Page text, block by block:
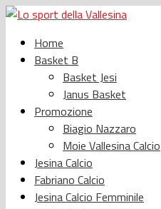
Home
Basket B
Basket Jesi
Janus Basket
Promozione
Biagio Nazzaro
Moie Vallesina Calcio
Jesina Calcio
Fabriano Calcio
Jesina Calcio Femminile